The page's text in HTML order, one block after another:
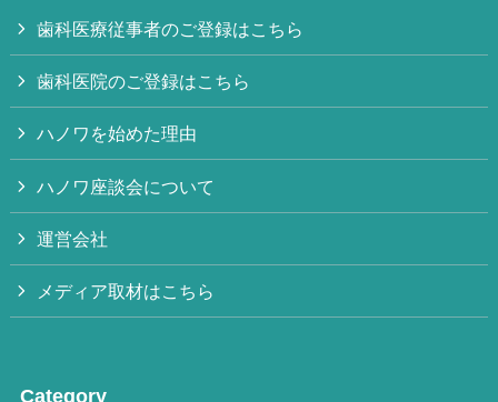
歯科医療従事者のご登録はこちら
歯科医院のご登録はこちら
ハノワを始めた理由
ハノワ座談会について
運営会社
メディア取材はこちら
Category